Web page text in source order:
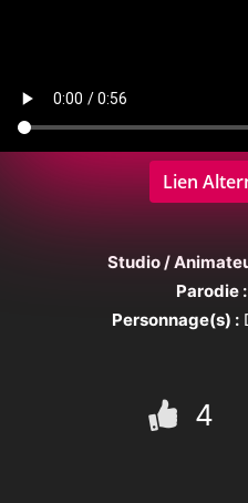
Lien
Studio /
Parodie :
Personnage(s) :
4